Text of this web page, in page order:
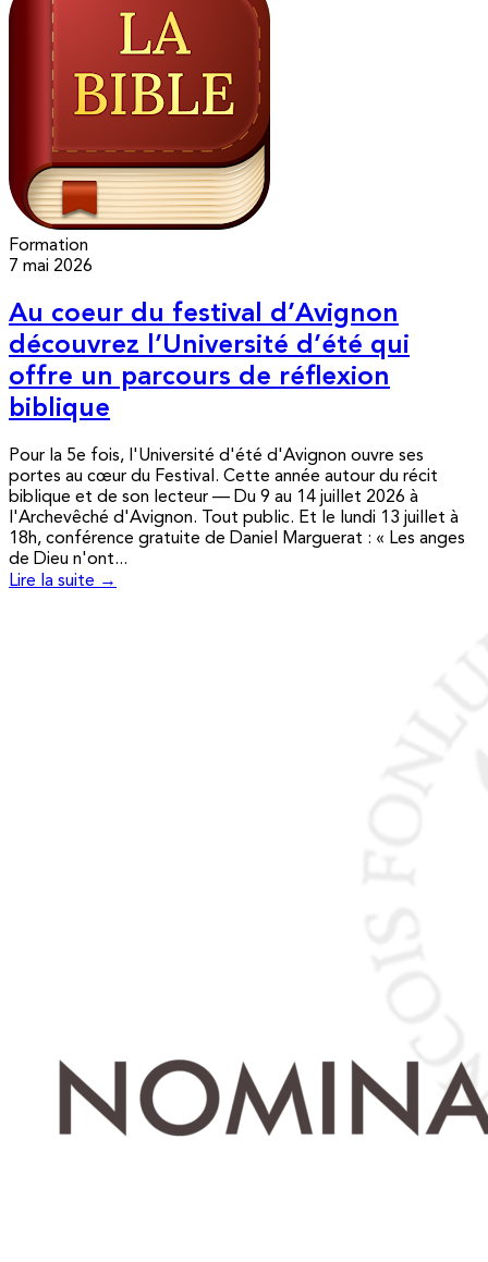
Formation
7 mai 2026
Au coeur du festival d’Avignon
découvrez l’Université d’été qui
offre un parcours de réflexion
biblique
Pour la 5e fois, l'Université d'été d'Avignon ouvre ses
portes au cœur du Festival. Cette année autour du récit
biblique et de son lecteur — Du 9 au 14 juillet 2026 à
l'Archevêché d'Avignon. Tout public. Et le lundi 13 juillet à
18h, conférence gratuite de Daniel Marguerat : « Les anges
de Dieu n'ont...
Lire la suite →